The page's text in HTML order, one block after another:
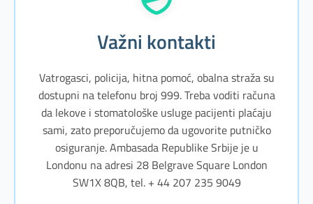
Važni kontakti
Vatrogasci, policija, hitna pomoć, obalna straža su
dostupni na telefonu broj 999. Treba voditi računa
da lekove i stomatološke usluge pacijenti plaćaju
sami, zato preporučujemo da ugovorite putničko
osiguranje. Ambasada Republike Srbije je u
Londonu na adresi 28 Belgrave Square London
SW1X 8QB, tel. + 44 207 235 9049